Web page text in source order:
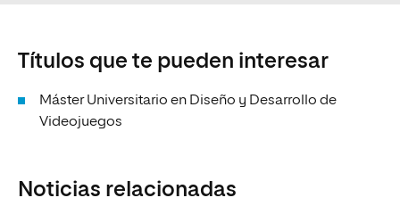
Títulos que te pueden interesar
Máster Universitario en Diseño y Desarrollo de
Videojuegos
Noticias relacionadas